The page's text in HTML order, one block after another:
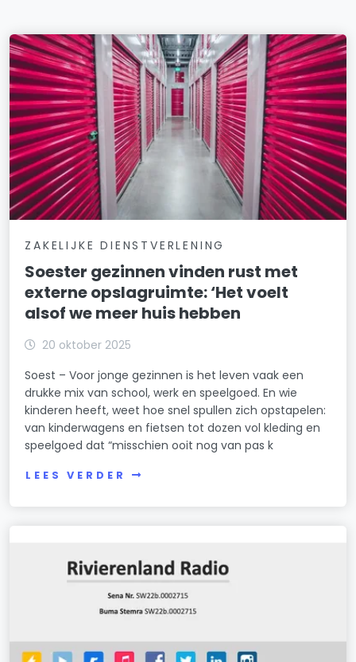
ZAKELIJKE DIENSTVERLENING
Soester gezinnen vinden rust met
externe opslagruimte: ‘Het voelt
alsof we meer huis hebben
20 oktober 2025
Soest – Voor jonge gezinnen is het leven vaak een
drukke mix van school, werk en speelgoed. En wie
kinderen heeft, weet hoe snel spullen zich opstapelen:
van kinderwagens en fietsen tot dozen vol kleding en
speelgoed dat “misschien ooit nog van pas k
LEES VERDER